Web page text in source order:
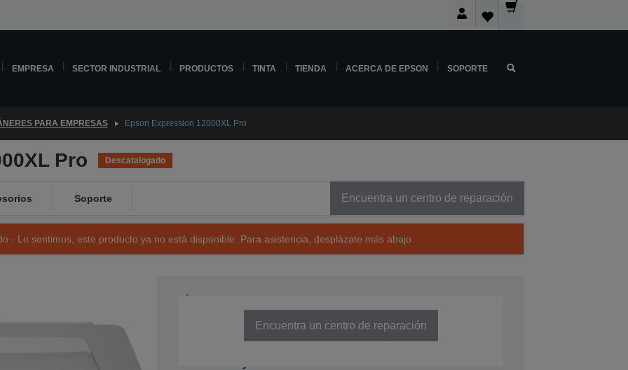
EMPRESA SECTOR INDUSTRIAL PRODUCTOS TINTA TIENDA ACERCA DE EPSON SOPORTE
PARA EMPRESAS Epson Expression 12000XL Pro
Pro Descatalogado
Soporte Encuentra un centro de reparación
- Lo sentimos, este producto ya no está disponible. Para asistencia, desplázate más abajo.
Encuentra un centro de reparación